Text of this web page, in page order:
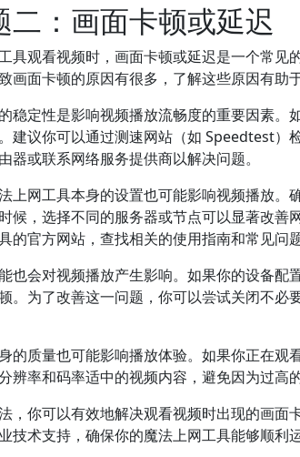
二：画面卡顿或延迟
具观看视频时，画面卡顿或延迟是一个常
画面卡顿的原因有很多，了解这些原因有助
稳定性是影响视频播放流畅度的重要因素
建议你可以通过测速网站（如 Speedtest）
器或联系网络服务提供商以解决问题。
上网工具本身的设置也可能影响视频播放
候，选择不同的服务器或节点可以显著改
的官方网站，查找相关的使用指南和常见问题
也会对视频播放产生影响。如果你的设备
。为了改善这一问题，你可以尝试关闭不
的质量也可能影响播放体验。如果你正在
辨率和码率适中的视频内容，避免因为过高
，你可以有效地解决观看视频时出现的画
技术支持，确保你的魔法上网工具能够顺利运